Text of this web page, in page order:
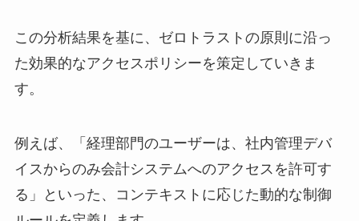
この分析結果を基に、ゼロトラストの原則に沿っ
た効果的なアクセスポリシーを策定していきま
す。
例えば、「経理部門のユーザーは、社内管理デバ
イスからのみ会計システムへのアクセスを許可す
る」といった、コンテキストに応じた動的な制御